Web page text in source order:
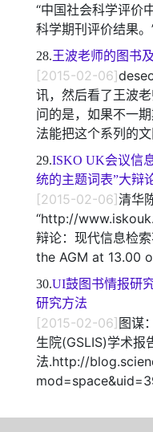
“中国社会科学评价
科学期刊评价结果。
28.王波老师的图书
[2015-02-06]
讯，然后看了王波
问的是，如果不一
法能把这个系列的
29.ISKO UK会议信
统的主题词表”大辩
[2015-02-06]清华
“http://
辩论：现代信息检
the AGM at 13.00
30.UI鼓图书情报研
研究方法
[2015-02-06]图谋
生院(GSLIS)学术报
法.http://